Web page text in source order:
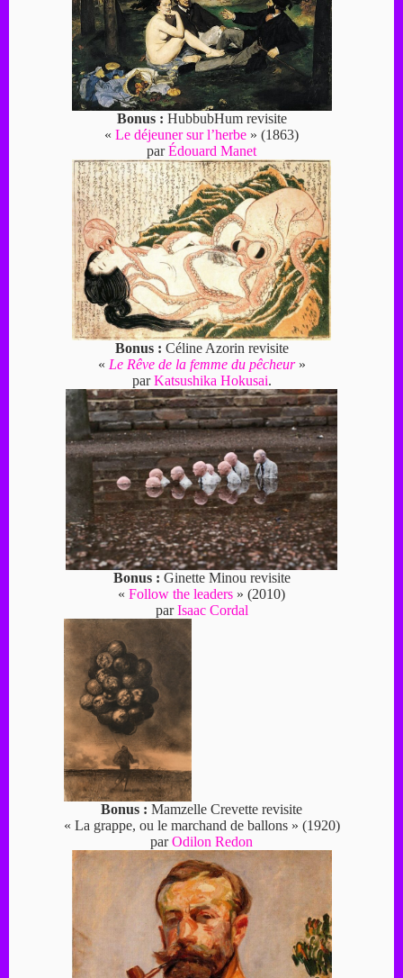
Bonus : HubbubHum revisite
« Le déjeuner sur l’herbe » (1863)
parÉdouard Manet
Bonus : Céline Azorin revisite
« Le Rêve de la femme du pêcheur»
parKatsushika Hokusai.
Bonus : Ginette Minou revisite
« Follow the leaders » (2010)
parIsaac Cordal
Bonus : Mamzelle Crevette revisite
« La grappe, ou le marchand de ballons » (1920)
parOdilon Redon